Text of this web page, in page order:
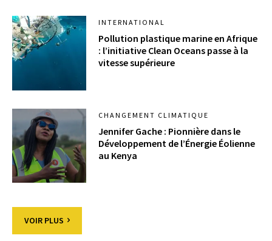
INTERNATIONAL
Pollution plastique marine en Afrique
: l’initiative Clean Oceans passe à la
vitesse supérieure
CHANGEMENT CLIMATIQUE
Jennifer Gache : Pionnière dans le
Développement de l’Énergie Éolienne
au Kenya
VOIR PLUS